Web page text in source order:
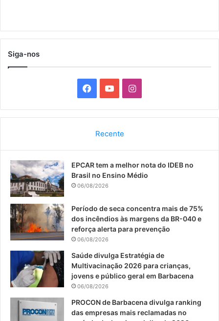
Siga-nos
a
b
o
o
k
o
u
e
I
n
a
r
a
Recente
EPCAR tem a melhor nota do IDEB no
Brasil no Ensino Médio
06/08/2026
Período de seca concentra mais de 75%
dos incêndios às margens da BR-040 e
reforça alerta para prevenção
06/08/2026
Saúde divulga Estratégia de
Multivacinação 2026 para crianças,
jovens e público geral em Barbacena
06/08/2026
PROCON de Barbacena divulga ranking
das empresas mais reclamadas no